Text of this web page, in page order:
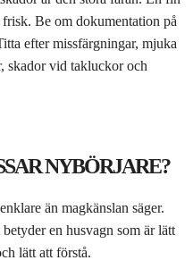
Be om dokumentation på
efter missfärgningar, mjuka
skador vid takluckor och
NYBÖRJARE?
än magkänslan säger.
en husvagn som är lätt
lätt att förstå.